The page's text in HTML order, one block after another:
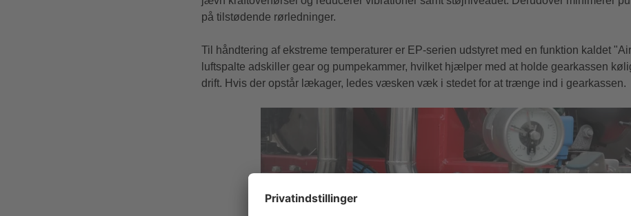
på tilstødende rørledninger.
Til håndtering af ekstreme temperaturer er EP-serien udstyret med en funktion kaldet
luftspalte adskiller gear og pumpekammer, hvilket hjælper med at holde gearkassen
drift. Hvis der opstår lækager, ledes væsken væk i stedet for at trænge ind i gearkassen.